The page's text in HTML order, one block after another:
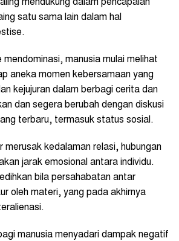
mendukung dalam pencapaian
satu sama lain dalam hal
manusia mulai melihat
aneka momen kebersamaan yang
kejujuran dalam berbagi cerita dan
dan segera berubah dengan diskusi
terbaru, termasuk status sosial.
merusak kedalaman relasi, hubungan
jarak emosional antara individu.
bila persahabatan antar
oleh materi, yang pada akhirnya
manusia menyadari dampak negatif